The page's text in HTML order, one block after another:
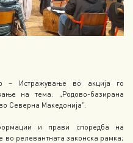
– Истражување во акција го
на тема: „Родово-базирана
Северна Македонија“.
и прави споредба на
во релевантната законска рамка;